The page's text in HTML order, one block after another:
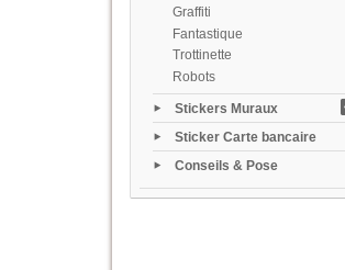
Graffiti
Fantastique
Trottinette
Robots
Stickers Muraux
Sticker Carte bancaire
Conseils & Pose